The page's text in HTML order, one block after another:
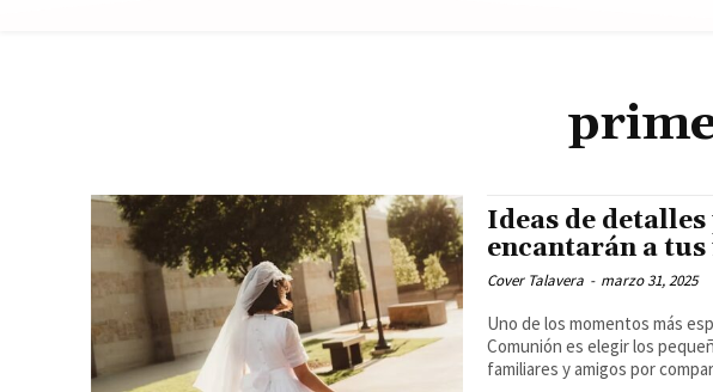
Ideas de
encantarán a
Cover Talavera - marzo 31, 2025
Uno de los momentos más
Comunión es elegir los
familiares y amigos por